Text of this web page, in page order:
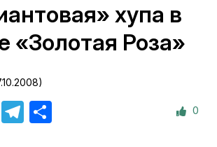
хупа в
«Золотая Роза»
Telegram 0